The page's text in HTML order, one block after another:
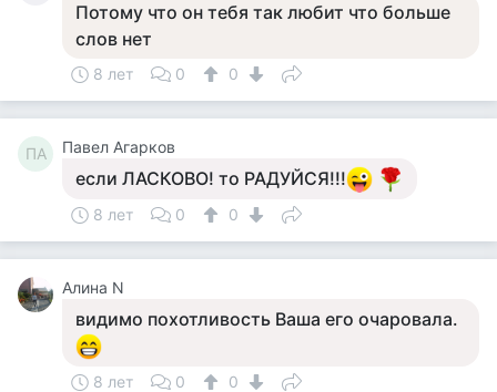
Потому что он тебя так любит что больше
слов нет
8 лет 0 0
ПА Павел Агарков
если ЛАСКОВО! то РАДУЙСЯ!!!
8 лет 0 0
Алина N
видимо похотливость Ваша его очаровала.
8 лет 0 0